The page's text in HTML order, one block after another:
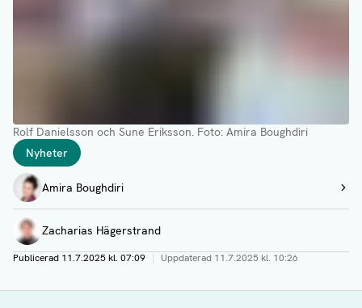
Rolf Danielsson och Sune Eriksson. Foto: Amira Boughdiri
Taggar
Nyheter
Författare
Amira Boughdiri
Visa profil
Zacharias Hägerstrand
Publicerad 11.7.2025 kl. 07:09 | Uppdaterad 11.7.2025 kl. 10:26